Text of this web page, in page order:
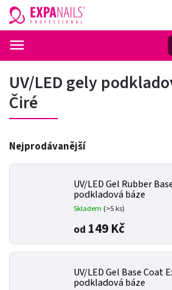
UV/LED gely
Čiré
Nejprodávanější
UV/LED Gel Rubber
podkladová báze
Skladem (>5 ks)
od 149 Kč
UV/LED Gel Base Coat
podkladová báze